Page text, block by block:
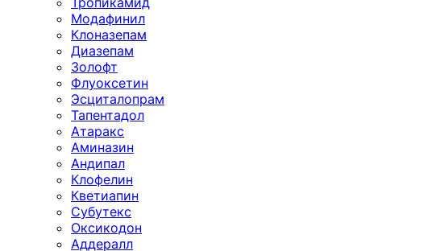
Модафинил
Клоназепам
Диазепам
Золофт
Флуоксетин
Эсциталопрам
Тапентадол
Атаракс
Аминазин
Андипал
Клофелин
Кветиапин
Субутекс
Оксикодон
Аддералл